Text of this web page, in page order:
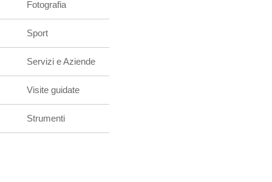
Fotografia
Sport
Servizi e Aziende
Visite guidate
Strumenti